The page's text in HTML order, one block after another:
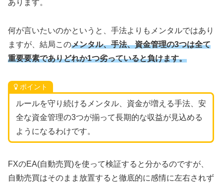
あります。
何が言いたいのかというと、手法よりもメンタルではあり
ますが、結局このメンタル、手法、資金管理の3つは全て
重要要素でありどれか1つ劣っていると負けます。
ポイント
ルールを守り続けるメンタル、資金が増える手法、安
全な資金管理の3つが揃って長期的な収益が見込める
ようになるわけです。
FXのEA(自動売買)を使って検証すると分かるのですが、
自動売買はそのまま放置すると徹底的に感情に左右されず